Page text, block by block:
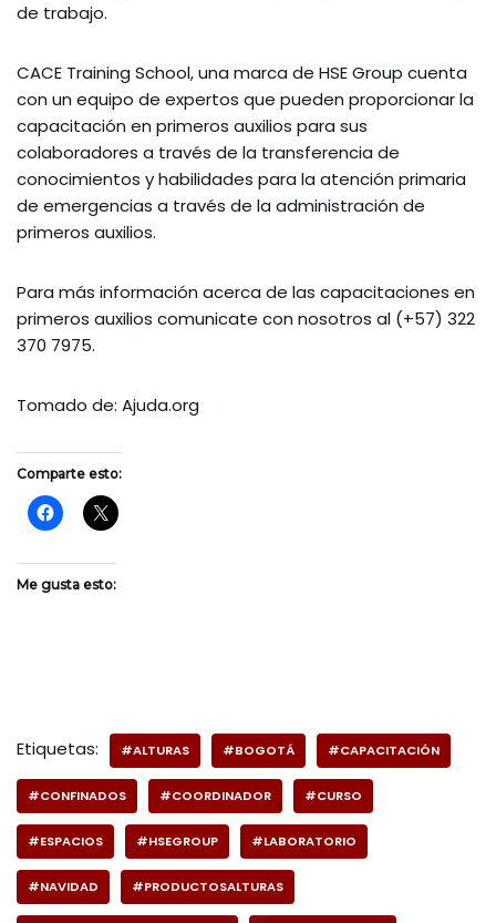
de trabajo.
CACE Training School, una marca de HSE Group cuenta
con un equipo de expertos que pueden proporcionar la
capacitación en primeros auxilios para sus
colaboradores a través de la transferencia de
conocimientos y habilidades para la atención primaria
de emergencias a través de la administración de
primeros auxilios.
Para más información acerca de las capacitaciones en
primeros auxilios comunicate con nosotros al (+57) 322
370 7975.
Tomado de: Ajuda.org
Comparte esto:
Me gusta esto:
Etiquetas: #ALTURAS #BOGOTÁ #CAPACITACIÓN
#CONFINADOS #COORDINADOR #CURSO
#ESPACIOS #HSEGROUP #LABORATORIO
#NAVIDAD #PRODUCTOSALTURAS